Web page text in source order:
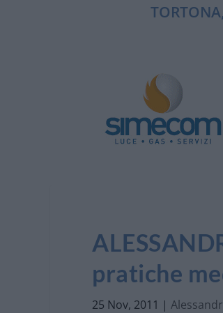
pratiche
25 Nov, 2011 |